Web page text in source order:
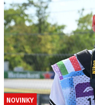
NOVINKY